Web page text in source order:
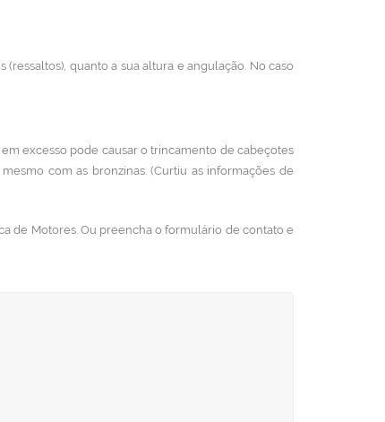
quanto a sua altura e angulação. No caso
excesso pode causar o trincamento de cabeçotes
com as bronzinas. (Curtiu as informações de
de Motores. Ou preencha o formulário de contato e